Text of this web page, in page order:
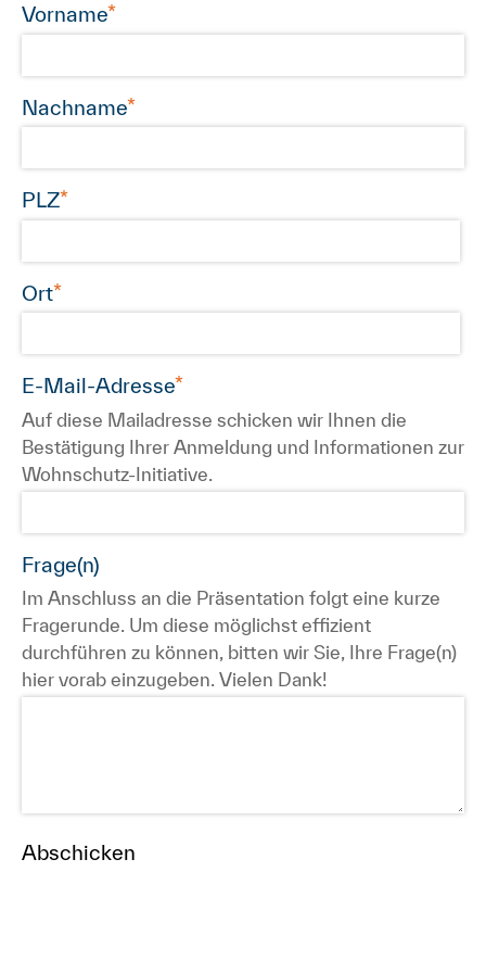
Vorname
Nachname
PLZ
Ort
E-Mail-Adresse
Auf diese Mailadresse schicken wir Ihnen die
Bestätigung Ihrer Anmeldung und Informationen zur
Wohnschutz-Initiative.
Frage(n)
Im Anschluss an die Präsentation folgt eine kurze
Fragerunde. Um diese möglichst effizient
durchführen zu können, bitten wir Sie, Ihre Frage(n)
hier vorab einzugeben. Vielen Dank!
Abschicken